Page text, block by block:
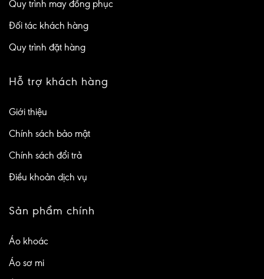
Quy trình may đồng phục
Đối tác khách hàng
Quy trình đặt hàng
Hỗ trợ khách hàng
Giới thiệu
Chính sách bảo mật
Chính sách đổi trả
Điều khoản dịch vụ
Sản phẩm chính
Áo khoác
Áo sơ mi